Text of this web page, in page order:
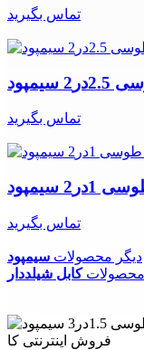
تماس بگیرید
تماس بگیرید
سیمپود
تماس بگیرید
دیگر محصولات سیمپود
محصولاتکابل شیلددار